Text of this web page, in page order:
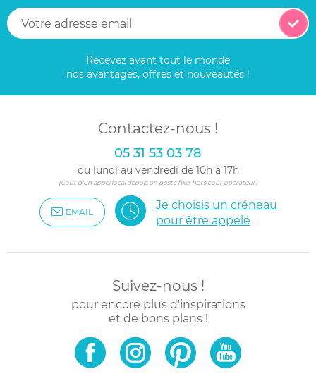
Recevez avant tout le monde
nos avantages, offres et nouveautés !
Contactez-nous !
05 31 53 03 78
du lundi au vendredi de 10h à 17h
(Coût d'un appel local depuis un poste fixe, hors coût opérateur)
EMAIL
Je choisis un créneau
pour être appelé
Suivez-nous !
pour encore plus d'inspirations
et de bons plans !